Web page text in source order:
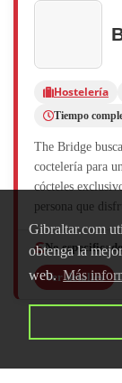
Gibraltar.com
obtenga la
web.Más
Hostelería
Tiempo
The Bridge
coctelería para
cócteles
persona que
No
Ver detalles